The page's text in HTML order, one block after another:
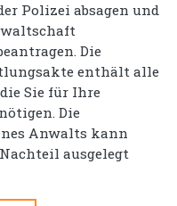
Polizei absagen und
Die
enthält alle
Sie für Ihre
Die
Anwalts kann
ausgelegt